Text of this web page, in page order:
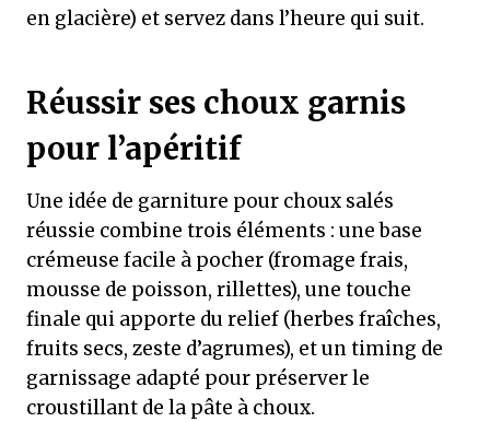
en glacière) et servez dans l’heure qui suit.
Réussir ses choux garnis
pour l’apéritif
Une idée de garniture pour choux salés
réussie combine trois éléments : une base
crémeuse facile à pocher (fromage frais,
mousse de poisson, rillettes), une touche
finale qui apporte du relief (herbes fraîches,
fruits secs, zeste d’agrumes), et un timing de
garnissage adapté pour préserver le
croustillant de la pâte à choux.